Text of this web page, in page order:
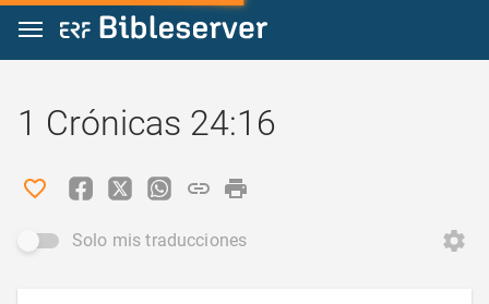
Ir a un contenido
1 Crónicas 24:16
Solo mis traducciones